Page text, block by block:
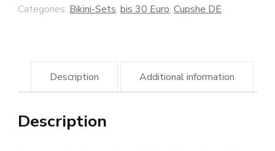
Categories: Bikini-Sets, bis 30 Euro, Cupshe DE
Description Additional information
Description